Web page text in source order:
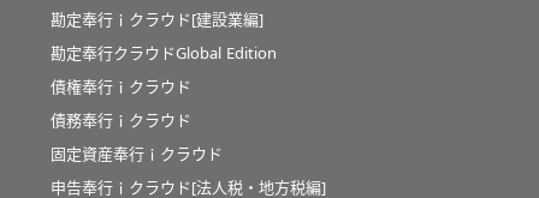
勘定奉行ｉクラウド[建設業編]
勘定奉行クラウドGlobal Edition
債権奉行ｉクラウド
債務奉行ｉクラウド
固定資産奉行ｉクラウド
申告奉行ｉクラウド[法人税・地方税編]